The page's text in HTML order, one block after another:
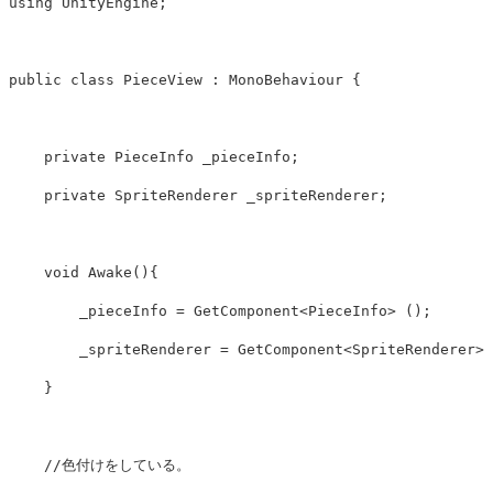
public class PieceView : MonoBehaviour {
private PieceInfo _pieceInfo ;
private SpriteRenderer _spriteRenderer ;
void Awake (){
_pieceInfo = GetComponent<PieceInfo> ();
_spriteRenderer = GetComponent<SpriteRenderer>
}
//色付けをしている。